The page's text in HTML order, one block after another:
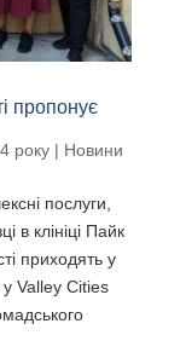
пропонує
року| Новини
послуги,
в клініці Пайк
приходять у
Valley Cities